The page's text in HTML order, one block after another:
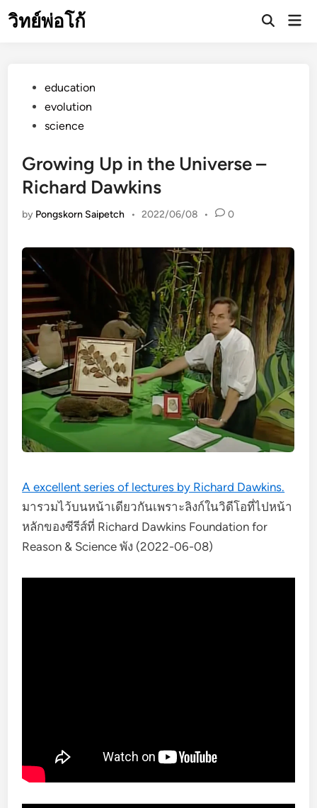
toวิทย์พ่อโก้
Open
Postededucation
evolution
science
Growing Up in the Universe –
Richard Dawkins
by Pongskorn Saipetch • 2022/06/08 • 0
A excellent series of lectures by Richard Dawkins.
มารวมไว้บนหน้าเดียวกันเพราะลิงก์ในวิดีโอที่ไปหน้า
หลักของซีรีส์ที่ Richard Dawkins Foundation for
Reason & Science พัง (2022-06-08)